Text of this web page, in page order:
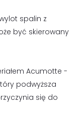
spalin z
być skierowany
Acumotte -
podwyższa
się do